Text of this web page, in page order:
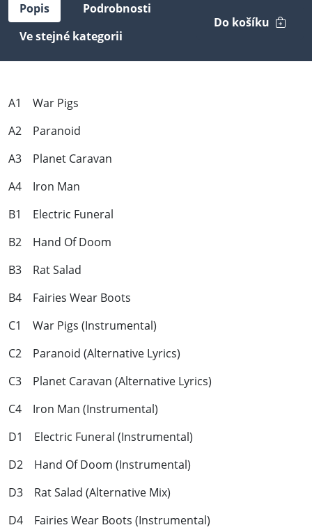
Popis
Podrobnosti
Ve stejné kategorii
Do košíku
A1 War Pigs
A2 Paranoid
A3 Planet Caravan
A4 Iron Man
B1 Electric Funeral
B2 Hand Of Doom
B3 Rat Salad
B4 Fairies Wear Boots
C1 War Pigs (Instrumental)
C2 Paranoid (Alternative Lyrics)
C3 Planet Caravan (Alternative Lyrics)
C4 Iron Man (Instrumental)
D1 Electric Funeral (Instrumental)
D2 Hand Of Doom (Instrumental)
D3 Rat Salad (Alternative Mix)
D4 Fairies Wear Boots (Instrumental)